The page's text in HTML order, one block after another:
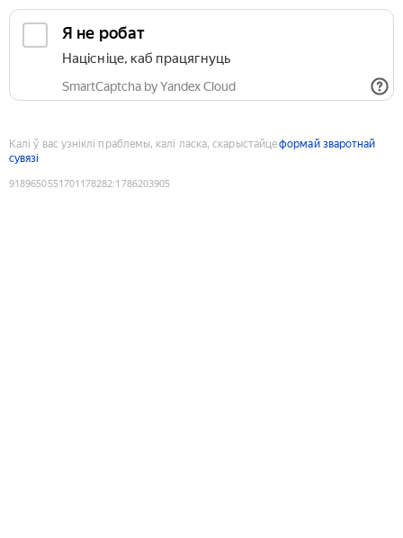
Я не робат
Націсніце, каб працягнуць
SmartCaptcha by Yandex Cloud
Калі ў вас узніклі праблемы, калі ласка, скарыстайцеформай зваротнай
сувязі
9189650551701178282:1786203905